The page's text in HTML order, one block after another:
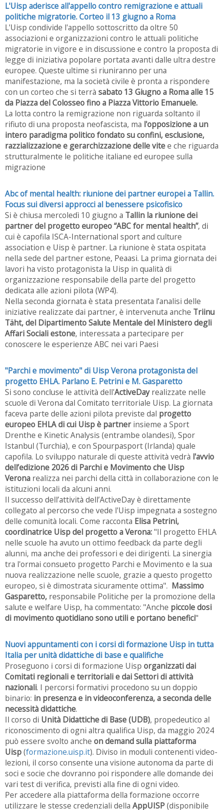
L'Uisp aderisce all'appello contro remigrazione e attuali
politiche migratorie. Corteo il 13 giugno a Roma
L'Uisp condivide l'appello sottoscritto da oltre 50
associazioni e organizzazioni contro le attuali politiche
migratorie in vigore e in discussione e contro la proposta di
legge di iniziativa popolare portata avanti dalle ultra destre
europee. Queste ultime si riuniranno per una
manifestazione, ma la società civile è pronta a rispondere
con un corteo che si terrà sabato 13 Giugno a Roma alle 15
da Piazza del Colosseo fino a Piazza Vittorio Emanuele.
La lotta contro la remigrazione non riguarda soltanto il
rifiuto di una proposta neofascista, ma l'opposizione a un
intero paradigma politico fondato su confini, esclusione,
razzializzazione e gerarchizzazione delle vitee che riguarda
strutturalmente le politiche italiane ed europee sulla
migrazione
Abc of mental health: riunione dei partner europei a Tallin.
Focus sui diversi approcci al benessere psicofisico
Si è chiusa mercoledì 10 giugno a Tallin la riunione dei
partner del progetto europeo “ABC for mental health”, di
cui è capofila ISCA-International sport and culture
association e Uisp è partner. La riunione è stata ospitata
nella sede del partner estone, Peaasi. La prima giornata dei
lavori ha visto protagonista la Uisp in qualità di
organizzazione responsabile della parte del progetto
dedicata alle azioni pilota (WP4).
Nella seconda giornata è stata presentata l’analisi delle
iniziative realizzate dai partner, è intervenuta anche Triinu
Täht, del Dipartimento Salute Mentale del Ministero degli
Affari Sociali estone, interessata a partecipare per
conoscere le esperienze ABC nei vari Paesi
"Parchi e movimento" di Uisp Verona protagonista del
progetto EHLA. Parlano E. Petrini e M. Gasparetto
Si sono concluse le attività dell'ActiveDayrealizzate nelle
scuole di Verona dal Comitato territoriale Uisp. La giornata
faceva parte delle azioni pilota previste dal progetto
europeo EHLA di cui Uisp è partner insieme a Sport
Drenthe e Kinetic Analysis (entrambe olandesi), Spor
Istanbul (Turchia), e con Spourpasport (Irlanda) quale
capofila. Lo sviluppo naturale di queste attività vedrà l'avvio
dell’edizione 2026 di Parchi e Movimento che Uisp
Verona realizza nei parchi della città in collaborazione con le
istituzioni locali da alcuni anni.
Il successo dell’attività dell’ActiveDay è direttamente
collegato al percorso che vede l'Uisp impegnata a sostegno
delle comunità locali. Come racconta Elisa Petrini,
coordinatrice Uisp del progetto a Verona:"Il progetto EHLA
nelle scuole ha avuto un ottimo feedback da parte degli
alunni, ma anche dei professori e dei dirigenti. La sinergia
tra l'ormai consueto progetto Parchi e Movimento e la sua
nuova realizzazione nelle scuole, grazie a questo progetto
europeo, si è dimostrata sicuramente ottima". Massimo
Gasparetto, responsabile Politiche per la promozione della
salute e welfare Uisp, ha commentato: "Anche piccole dosi
di movimento quotidiano sono utili e portano benefici"
Nuovi appuntamenti con i corsi di formazione Uisp in tutta
Italia per unità didattiche di base e qualifiche
Proseguono i corsi di formazione Uisp organizzati dai
Comitati regionali e territoriali e dai Settori di attività
nazionali. I percorsi formativi procedono su un doppio
binario: in presenza e in videoconferenza, a seconda delle
necessità didattiche.
Il corso di Unità Didattiche di Base (UDB), propedeutico al
riconoscimento di ogni altra qualifica Uisp, da maggio 2024
può essere svolto anche on demand sulla piattaforma
Uisp(formazione.uisp.it). Diviso in moduli contenenti video-
lezioni, il corso consente una visione autonoma da parte di
soci e socie che dovranno poi rispondere alle domande dei
vari test di verifica, previsti alla fine di ogni video.
Per accedere alla piattaforma della formazione occorre
utilizzare le stesse credenziali della AppUISP(disponibile